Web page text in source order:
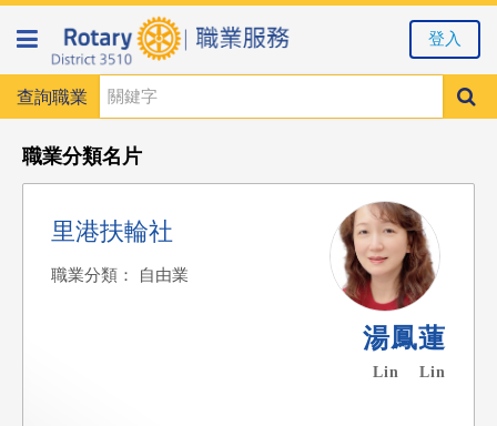
查詢職業
登入
職業分類名片
里港扶輪社
職業分類： 自由業
湯鳳蓮
Lin Lin